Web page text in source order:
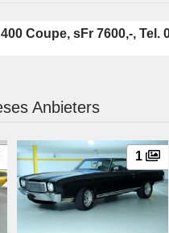
Coupe, sFr 7600,-, Tel.
Anbieters
1